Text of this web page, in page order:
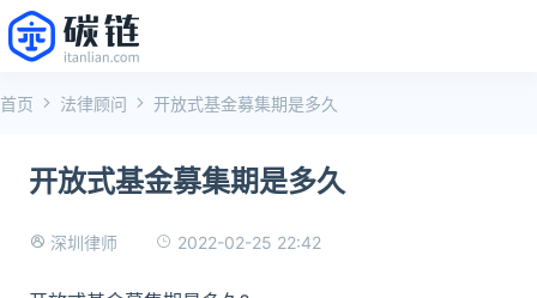
首页 法律顾问 开放式基金募集期是多久
开放式基金募集期是多久
深圳律师 2022-02-25 22:42